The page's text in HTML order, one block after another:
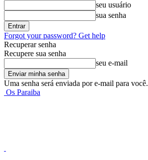
seu usuário
sua senha
Forgot your password? Get help
Recuperar senha
Recupere sua senha
seu e-mail
Uma senha será enviada por e-mail para você.
Os Paraiba